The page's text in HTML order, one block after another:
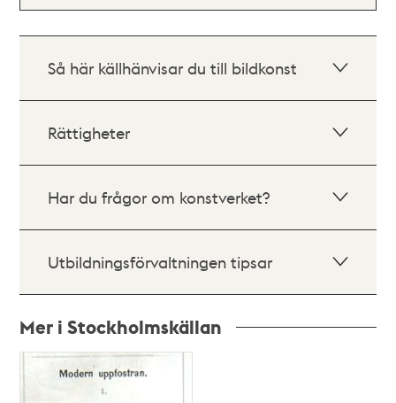
Så här källhänvisar du till bildkonst
Rättigheter
Har du frågor om konstverket?
Utbildningsförvaltningen tipsar
Mer i Stockholmskällan
Relaterade